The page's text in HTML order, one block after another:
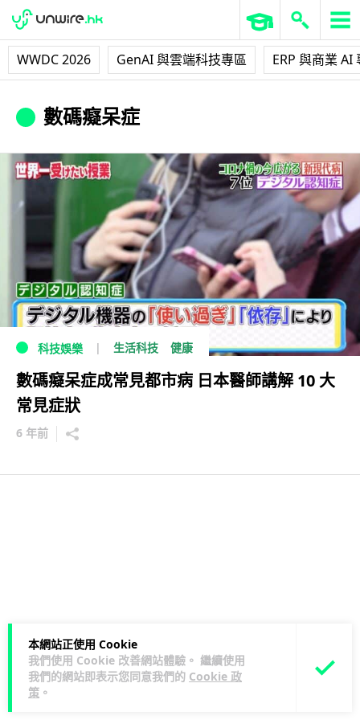
WWDC 2026 GenAI 與雲端科技專區 ERP 與商業 AI
本網站正使用 Cookie
我們使用 Cookie 改善網站體驗。 繼續使用
我們的網站即表示您同意我們的 Cookie 政
策 。
數碼癡呆症
科技娛樂 生活科技 健康
數碼癡呆症成常見都市病 日本醫師講解 10 大
常見症狀
6 年前